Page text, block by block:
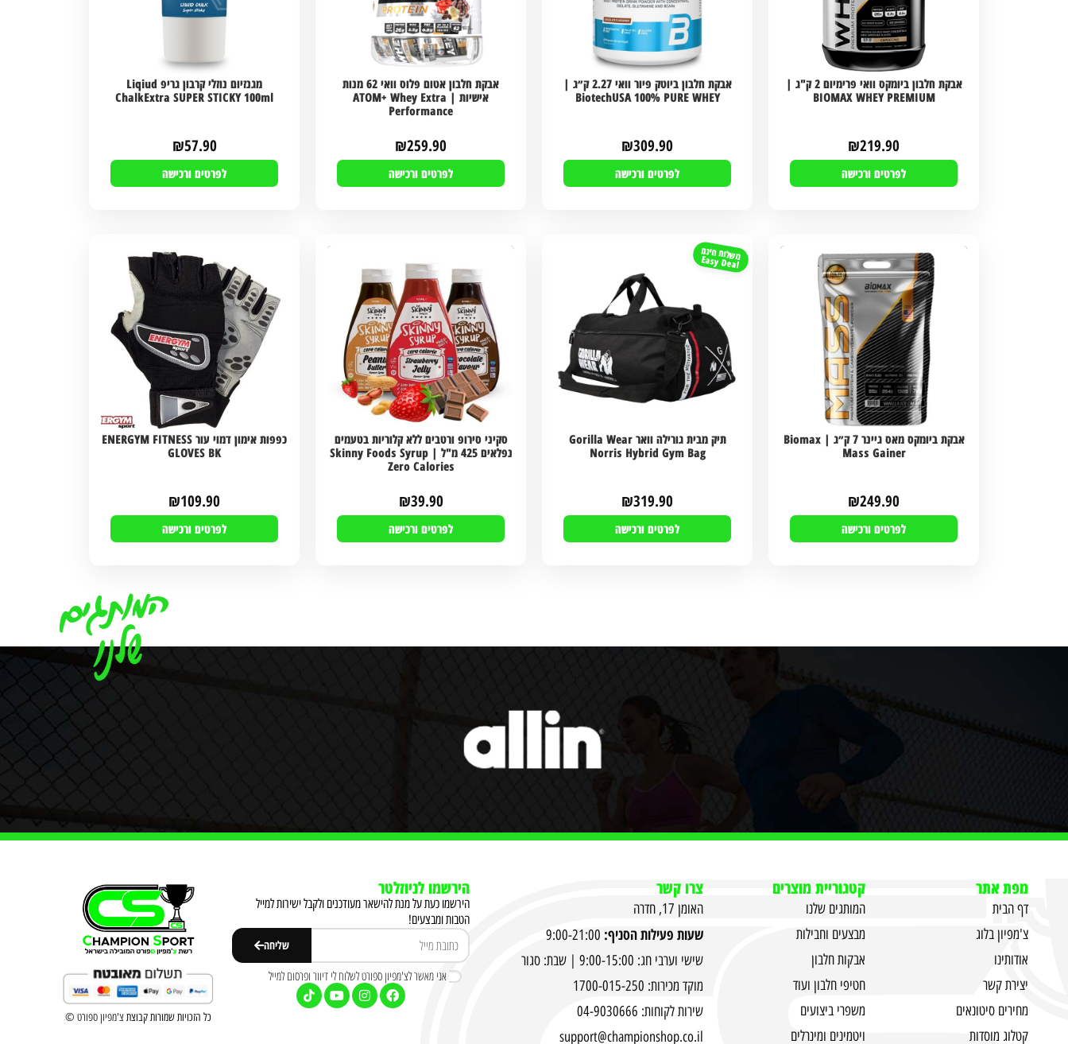
אבקת חלבון ביומקס וואי פרימיום 2 ק"ג |
BIOMAX WHEY PREMIUM
₪219.90
לפרטים ורכישה
אבקת חלבון ביוטק פיור וואי 2.27 ק״ג |
BiotechUSA 100% PURE WHEY
₪309.90
לפרטים ורכישה
אבקת חלבון אטום פלוס וואי 62 מנות
אישיות | ATOM+ Whey Extra
Performance
₪259.90
לפרטים ורכישה
מגנזיום נוזלי קרבון גריפ Liqiud
ChalkExtra SUPER STICKY 100ml
₪57.90
לפרטים ורכישה
אבקת ביומקס מאס גיינר 7 ק״ג | Biomax
Mass Gainer
₪249.90
לפרטים ורכישה
משלוח חינם
Easy Deal
תיק מבית גורילה וואר Gorilla Wear
Norris Hybrid Gym Bag
₪319.90
לפרטים ורכישה
סקיני סירופ ורטבים ללא קלוריות בטעמים
נפלאים 425 מ"ל | Skinny Foods Syrup
Zero Calories
₪39.90
לפרטים ורכישה
כפפות אימון דמוי עור ENERGYM FITNESS
GLOVES BK
₪109.90
לפרטים ורכישה
מפת אתר
דף הבית
צ'מפיון בלוג
אודותינו
יצירת קשר
מחירים סיטונאים
קטלוג מוסדות
קטגוריית מוצרים
המותגים שלנו
מבצעים וחבילות
אבקות חלבון
חטיפי חלבון ועוד
משפרי ביצועים
ויטמינים ומינרלים
צרו קשר
האומן 17, חדרה
שעות פעילות הסניף:
שישי וערבי חג: 9:00-15:00 | שבת: סגור
מוקד מכירות: 1700-015-250
שירות לקוחות: 04-9030666
support@championshop.co.il
הירשמו לניוזלטר
הירשמו כעת על מנת להישאר מעודכנים ולקבל ישירות למייל
הטבות ומבצעים!
אני מאשר לצ'מפיון ספורט לשלוח לי דיוור ופרסום למייל
שליחה
כל הזכויות שמורות קבוצתצ'מפיון ספורט ©